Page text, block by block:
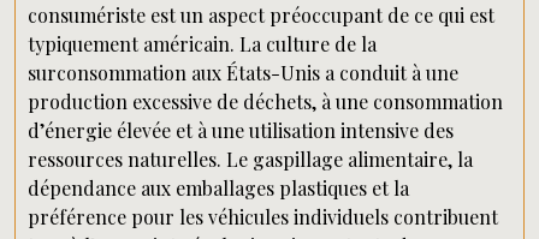
consumériste est un aspect préoccupant de ce qui est
typiquement américain. La culture de la
surconsommation aux États-Unis a conduit à une
production excessive de déchets, à une consommation
d’énergie élevée et à une utilisation intensive des
ressources naturelles. Le gaspillage alimentaire, la
dépendance aux emballages plastiques et la
préférence pour les véhicules individuels contribuent